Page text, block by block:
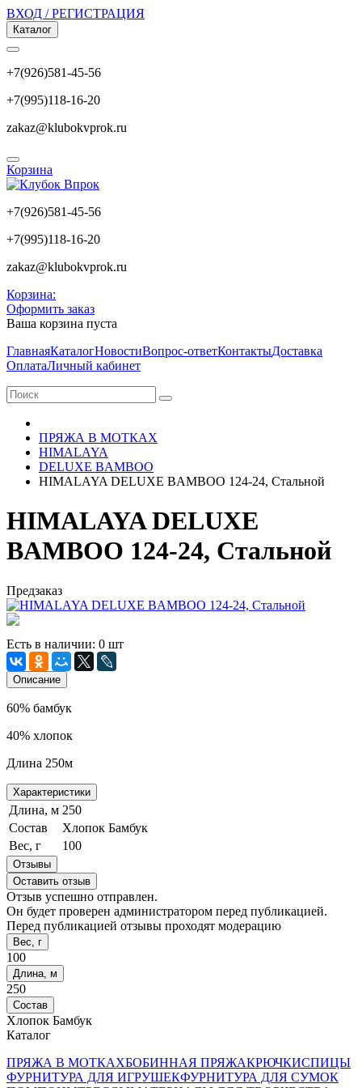
ВХОД / РЕГИСТРАЦИЯ
Каталог
+7(926)581-45-56
+7(995)118-16-20
zakaz@klubokvprok.ru
Корзина
+7(926)581-45-56
+7(995)118-16-20
zakaz@klubokvprok.ru
Корзина:
Оформить заказ
Ваша корзина пуста
ГлавнаяКаталогНовостиВопрос-ответКонтактыДоставка
ОплатаЛичный кабинет
ПРЯЖА В МОТКАХ
HIMALAYA
DELUXE BAMBOO
HIMALAYA DELUXE BAMBOO 124-24, Стальной
HIMALAYA DELUXE
BAMBOO 124-24, Стальной
Предзаказ
Есть в наличии: 0 шт
Описание
60% бамбук
40% хлопок
Длина 250м
Характеристики
Длина, м 250
Состав
Хлопок Бамбук
Вес, г
100
Отзывы
Оставить отзыв
Отзыв успешно отправлен.
Он будет проверен администратором перед публикацией.
Перед публикацией отзывы проходят модерацию
Вес, г
100
Длина, м
250
Состав
Хлопок Бамбук
Каталог
ПРЯЖА В МОТКАХБОБИННАЯ ПРЯЖАКРЮЧКИСПИЦЫ
ФУРНИТУРА ДЛЯ ИГРУШЕКФУРНИТУРА ДЛЯ СУМОК